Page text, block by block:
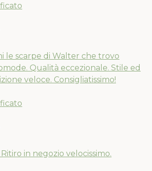
le scarpe di Walter che trovo
Qualità eccezionale. Stile ed
veloce. Consigliatissimo!
in negozio velocissimo.
ribassi fino al 70%
garantite prima della
entro il 5/08